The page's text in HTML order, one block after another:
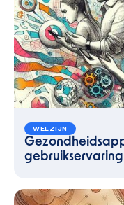
WELZIJN